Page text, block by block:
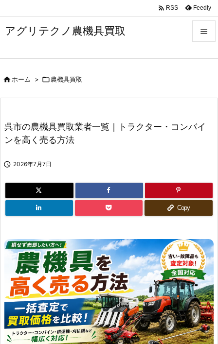
アグリテクノ農機具買取 


 RSS Feedly
ホーム > 農機具買取
呉市の農機具買取業者一覧｜トラクター・コンバイ
ンを高く売る方法
 2026年7月7日
Copy